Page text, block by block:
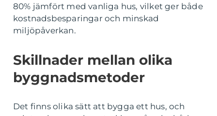
80% jämfört med vanliga hus, vilket ger både
kostnadsbesparingar och minskad
miljöpåverkan.
Skillnader mellan olika
byggnadsmetoder
Det finns olika sätt att bygga ett hus, och